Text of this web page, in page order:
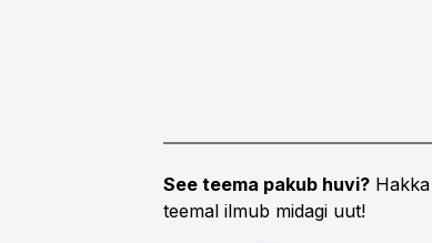
See teema pakub huvi?
teemal ilmub midagi uut!